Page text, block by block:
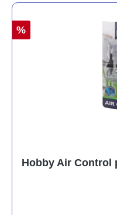
%
Hobby Air Control